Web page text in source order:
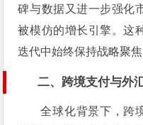
碑与数据又进一步强化
被模仿的增长引擎。这
迭代中始终保持战略聚焦
二、跨境支付与外
全球化背景下，跨